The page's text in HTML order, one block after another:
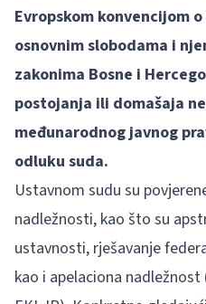
Evropskom konvencijom
osnovnim slobodama i
zakonima Bosne i
postojanja ili domašaja
međunarodnog javnog
odluku suda.
Ustavnom sudu su
nadležnosti, kao što su
ustavnosti, rješavanje
kao i apelaciona